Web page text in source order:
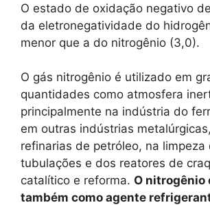
O estado de oxidação negativo
da eletronegatividade do
menor que a do nitrogênio (3,0).
O gás nitrogênio é utilizado em
quantidades como atmosfera
principalmente na indústria do
em outras indústrias
refinarias de petróleo, na limpeza
tubulações e dos reatores de
catalítico e reforma. O nitrogênio
também como agente